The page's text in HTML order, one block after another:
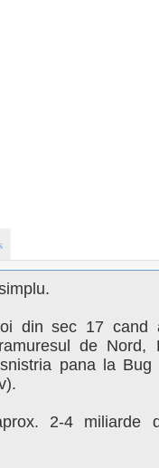
din sec 17 cand
de Nord,
pana la
2-4 miliarde